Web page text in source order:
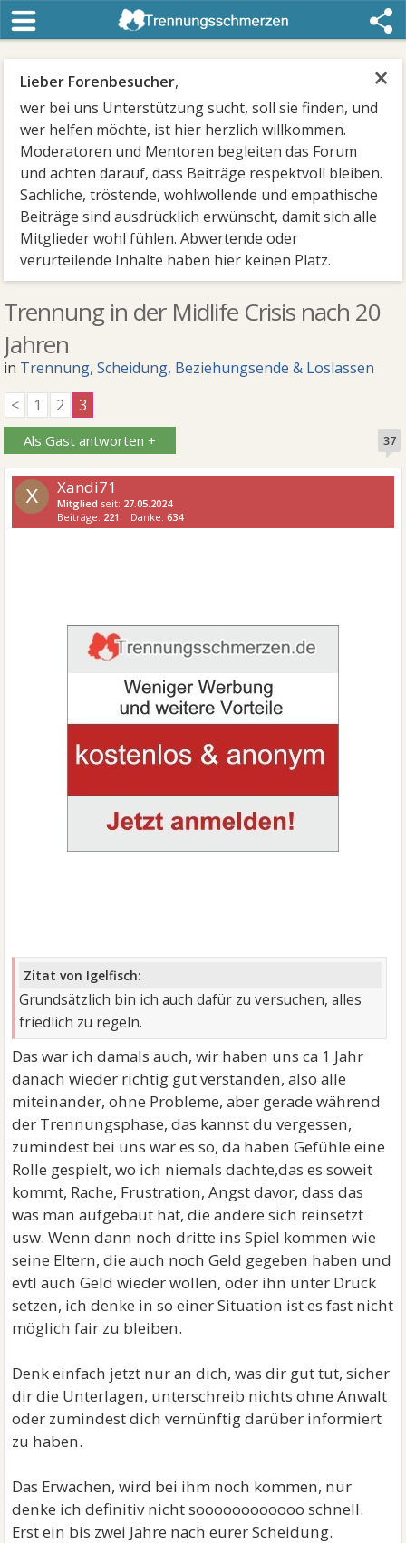
×
Lieber Forenbesucher,
wer bei uns Unterstützung sucht, soll sie finden, und
wer helfen möchte, ist hier herzlich willkommen.
Moderatoren und Mentoren begleiten das Forum
und achten darauf, dass Beiträge respektvoll bleiben.
Sachliche, tröstende, wohlwollende und empathische
Beiträge sind ausdrücklich erwünscht, damit sich alle
Mitglieder wohl fühlen. Abwertende oder
verurteilende Inhalte haben hier keinen Platz.
Trennung in der Midlife Crisis nach 20
Jahren
in Trennung, Scheidung, Beziehungsende & Loslassen
<
1 2 3
Als Gast antworten + 37
X Xandi71
Mitglied seit: 27.05.2024
Beiträge: 221 Danke:634
Zitat von Igelfisch:
Grundsätzlich bin ich auch dafür zu versuchen, alles
friedlich zu regeln.
Das war ich damals auch, wir haben uns ca 1 Jahr
danach wieder richtig gut verstanden, also alle
miteinander, ohne Probleme, aber gerade während
der Trennungsphase, das kannst du vergessen,
zumindest bei uns war es so, da haben Gefühle eine
Rolle gespielt, wo ich niemals dachte,das es soweit
kommt, Rache, Frustration, Angst davor, dass das
was man aufgebaut hat, die andere sich reinsetzt
usw. Wenn dann noch dritte ins Spiel kommen wie
seine Eltern, die auch noch Geld gegeben haben und
evtl auch Geld wieder wollen, oder ihn unter Druck
setzen, ich denke in so einer Situation ist es fast nicht
möglich fair zu bleiben.
Denk einfach jetzt nur an dich, was dir gut tut, sicher
dir die Unterlagen, unterschreib nichts ohne Anwalt
oder zumindest dich vernünftig darüber informiert
zu haben.
Das Erwachen, wird bei ihm noch kommen, nur
denke ich definitiv nicht soooooooooooo schnell.
Erst ein bis zwei Jahre nach eurer Scheidung.